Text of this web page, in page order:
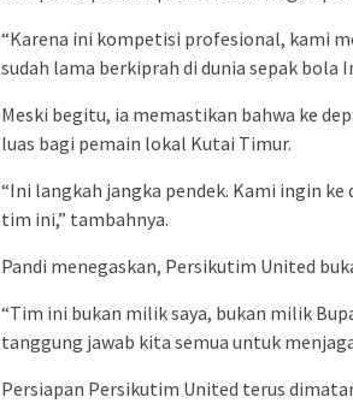
“Karena ini kompetisi profesional, kami
sudah lama berkiprah di dunia sepak bola
Meski begitu, ia memastikan bahwa ke
luas bagi pemain lokal Kutai Timur.
“Ini langkah jangka pendek. Kami ingin
tim ini,” tambahnya.
Pandi menegaskan, Persikutim United
“Tim ini bukan milik saya, bukan milik
tanggung jawab kita semua untuk
Persiapan Persikutim United terus